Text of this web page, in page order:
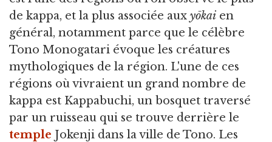
de kappa, et la plus associée aux yōkai en
général, notamment parce que le célèbre
Tono Monogatari évoque les créatures
mythologiques de la région. L'une de ces
régions où vivraient un grand nombre de
kappa est Kappabuchi, un bosquet traversé
par un ruisseau qui se trouve derrière le
temple Jokenji dans la ville de Tono. Les